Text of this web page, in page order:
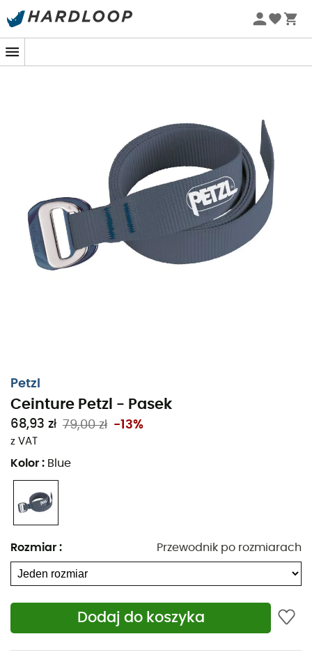
Letnie promocje 🔥 -5% DODATKOWO przy zakupie 2
Petzl
Ceinture Petzl - Pasek
68,93 zł 79,00 zł -13%
z VAT
Kolor : Blue
Rozmiar : Przewodnik po rozmiarach
Dodaj do koszyka